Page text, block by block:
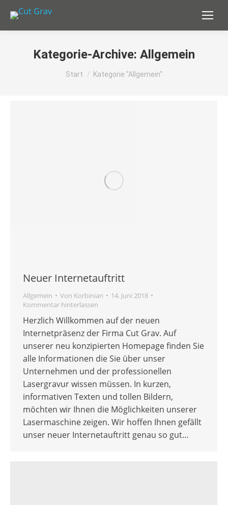
Kategorie-Archive: Allgemein
Sie befinden sich hier:
Start Kategorie "Allgemein"
Neuer Internetauftritt
Allgemein Von Korbinian
14. Juni 2018
Kommentar hinterlassen
Herzlich Willkommen auf der neuen
Internetpräsenz der Firma Cut Grav. Auf
unserer neu konzipierten Homepage finden Sie
alle Informationen die Sie über unser
Unternehmen und der professionellen
Lasergravur wissen müssen. In kurzen,
informativen Texten und tollen Bildern,
möchten wir Ihnen die Möglichkeiten unserer
Lasermaschine zeigen. Wir hoffen Ihnen gefällt
unser neuer Internetauftritt genau so gut…